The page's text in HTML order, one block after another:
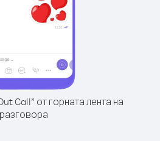
Call” от горната лента на
разговора